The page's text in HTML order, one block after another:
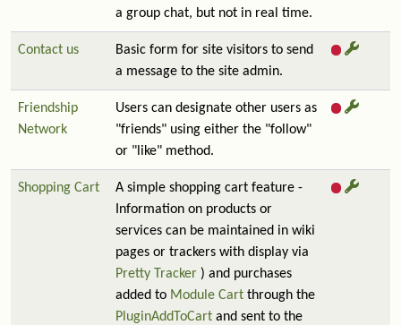
a group chat, but not in real time.
Contact us
Basic form for site visitors to send
a message to the site admin.
Friendship
Network
Users can designate other users as
"friends" using either the "follow"
or "like" method.
Shopping Cart
A simple shopping cart feature -
Information on products or
services can be maintained in wiki
pages or trackers with display via
Pretty Tracker ) and purchases
added to Module Cart through the
PluginAddToCart and sent to the